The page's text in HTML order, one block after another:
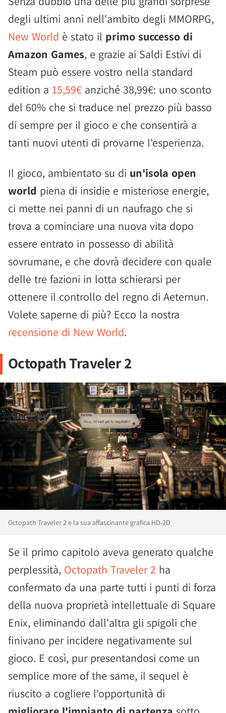
degli ultimi anni nell'ambito degli MMORPG,
New World è stato il primo successo di
Amazon Games, e grazie ai Saldi Estivi di
Steam può essere vostro nella standard
edition a 15,59€ anziché 38,99€: uno sconto
del 60% che si traduce nel prezzo più basso
di sempre per il gioco e che consentirà a
tanti nuovi utenti di provarne l'esperienza.
Il gioco, ambientato su di un'isola open
world piena di insidie e misteriose energie,
ci mette nei panni di un naufrago che si
trova a cominciare una nuova vita dopo
essere entrato in possesso di abilità
sovrumane, e che dovrà decidere con quale
delle tre fazioni in lotta schierarsi per
ottenere il controllo del regno di Aeternun.
Volete saperne di più? Ecco la nostra
recensione di New World.
Octopath Traveler 2
Octopath Traveler 2 e la sua affascinante grafica HD-2D
Se il primo capitolo aveva generato qualche
perplessità, Octopath Traveler 2 ha
confermato da una parte tutti i punti di forza
della nuova proprietà intellettuale di Square
Enix, eliminando dall'altra gli spigoli che
finivano per incidere negativamente sul
gioco. E così, pur presentandosi come un
semplice more of the same, il sequel è
riuscito a cogliere l'opportunità di